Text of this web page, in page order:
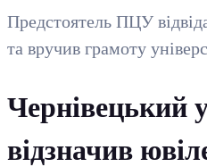
Предстоятель ПЦУ
та вручив грамоту
Чернівецький
відзначив